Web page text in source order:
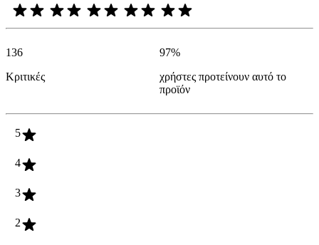
136
Κριτικές
97%
χρήστες προτείνουν αυτό το
προϊόν
5
4
3
2